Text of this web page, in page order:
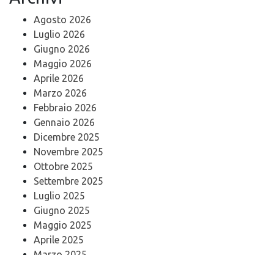
Agosto 2026
Luglio 2026
Giugno 2026
Maggio 2026
Aprile 2026
Marzo 2026
Febbraio 2026
Gennaio 2026
Dicembre 2025
Novembre 2025
Ottobre 2025
Settembre 2025
Luglio 2025
Giugno 2025
Maggio 2025
Aprile 2025